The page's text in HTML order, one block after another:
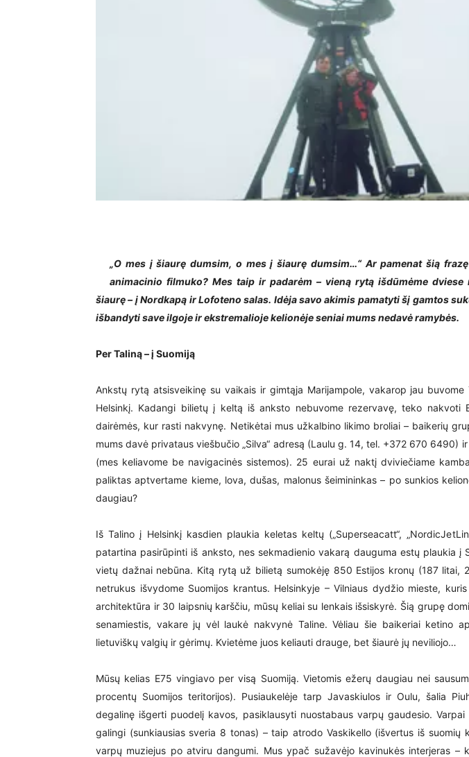
„O mes į šiaurę dumsim, o mes į šiaurę dumsim…“ Ar pamenat šią
animacinio filmuko? Mes taip ir padarėm – vieną rytą išdūmėme
šiaurę – į Nordkapą ir Lofoteno salas. Idėja savo akimis pamatyti šį gamtos
išbandyti save ilgoje ir ekstremalioje kelionėje seniai mums nedavė ramybės.
Per Taliną – į Suomiją
Ankstų rytą atsisveikinę su vaikais ir gimtąja Marijampole, vakarop jau
Helsinkį. Kadangi bilietų į keltą iš anksto nebuvome rezervavę, teko nakvoti
dairėmės, kur rasti nakvynę. Netikėtai mus užkalbino likimo broliai – baikerių
mums davė privataus viešbučio „Silva“ adresą (Laulu g. 14, tel. +372 670 6490)
(mes keliavome be navigacinės sistemos). 25 eurai už naktį dviviečiame
paliktas aptvertame kieme, lova, dušas, malonus šeimininkas – po sunkios
daugiau?
Iš Talino į Helsinkį kasdien plaukia keletas keltų („Superseacatt“,
patartina pasirūpinti iš anksto, nes sekmadienio vakarą dauguma estų plaukia į
vietų dažnai nebūna. Kitą rytą už bilietą sumokėję 850 Estijos kronų (187 litai,
netrukus išvydome Suomijos krantus. Helsinkyje – Vilniaus dydžio mieste,
architektūra ir 30 laipsnių karščiu, mūsų keliai su lenkais išsiskyrė. Šią grupę
senamiestis, vakare jų vėl laukė nakvynė Taline. Vėliau šie baikeriai ketino
lietuviškų valgių ir gėrimų. Kvietėme juos keliauti drauge, bet šiaurė jų neviliojo…
Mūsų kelias E75 vingiavo per visą Suomiją. Vietomis ežerų daugiau nei
procentų Suomijos teritorijos). Pusiaukelėje tarp Javaskiulos ir Oulu, šalia
degalinę išgerti puodelį kavos, pasiklausyti nuostabaus varpų gaudesio.
galingi (sunkiausias sveria 8 tonas) – taip atrodo Vaskikello (išvertus iš suomių
varpų muziejus po atviru dangumi. Mus ypač sužavėjo kavinukės interjeras –